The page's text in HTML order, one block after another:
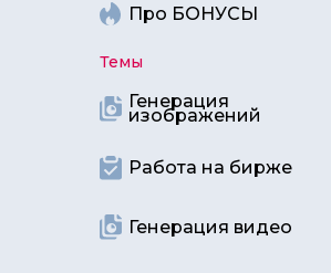
Про БОНУСЫ
Темы
Генерация
изображений
Работа на бирже
Генерация видео